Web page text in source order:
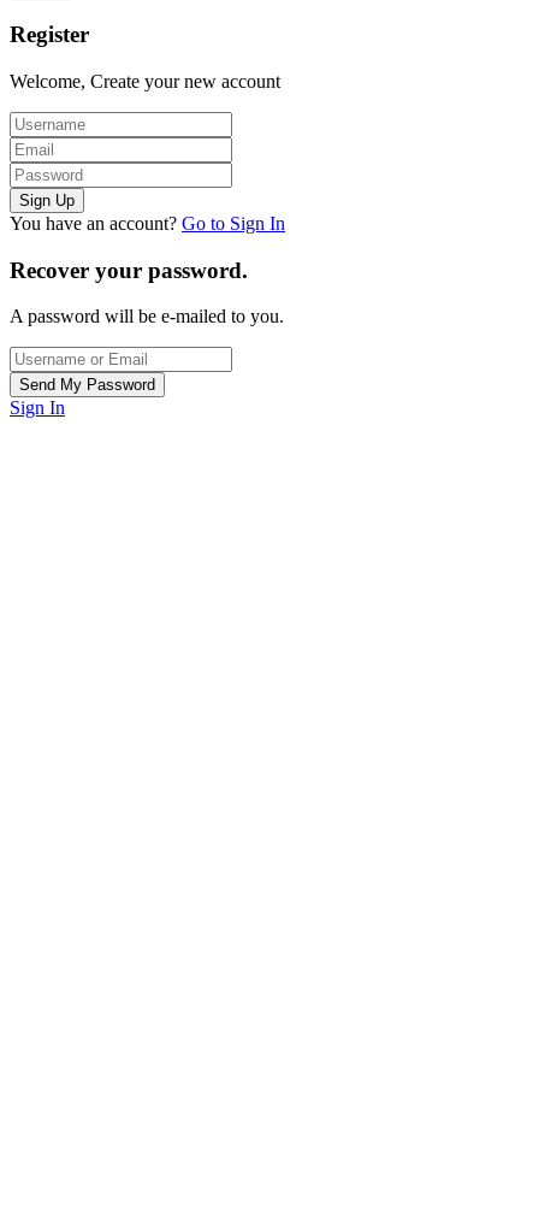
Register
Welcome, Create your new account
You have an account? Go to Sign In
Recover your password.
A password will be e-mailed to you.
Sign In